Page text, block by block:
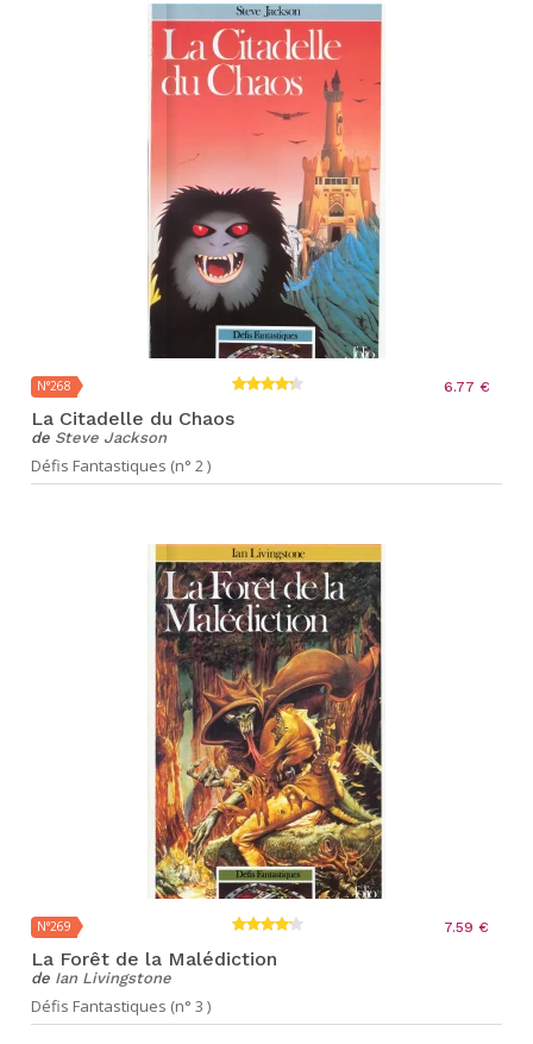
N°268 6.77 €
La Citadelle du Chaos
de Steve Jackson
Défis Fantastiques (n° 2 )
N°269 7.59 €
La Forêt de la Malédiction
de Ian Livingstone
Défis Fantastiques (n° 3 )